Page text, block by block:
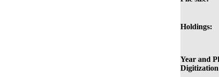
Holdings:
Year and